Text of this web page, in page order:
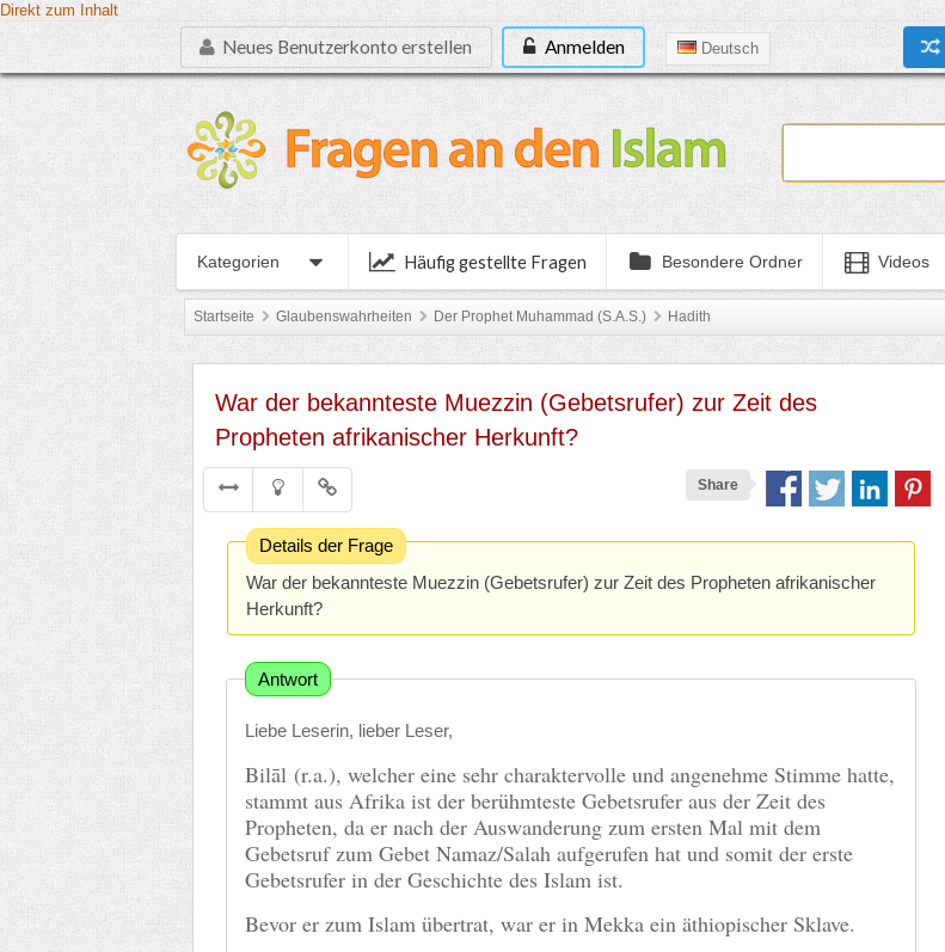
Direkt zum Inhalt
Neues Benutzerkonto erstellen Anmelden Deutsch
Kategorien Häufig gestellte Fragen Besondere Ordner Videos
Startseite Glaubenswahrheiten Der Prophet Muhammad (S.A.S.) Hadith
War der bekannteste Muezzin (Gebetsrufer) zur Zeit des
Propheten afrikanischer Herkunft?
Share
Details der Frage
War der bekannteste Muezzin (Gebetsrufer) zur Zeit des Propheten afrikanischer
Herkunft?
Antwort
Liebe Leserin, lieber Leser,
Bilāl (r.a.), welcher eine sehr charaktervolle und angenehme Stimme hatte,
stammt aus Afrika ist der berühmteste Gebetsrufer aus der Zeit des
Propheten, da er nach der Auswanderung zum ersten Mal mit dem
Gebetsruf zum Gebet Namaz/Salah aufgerufen hat und somit der erste
Gebetsrufer in der Geschichte des Islam ist.
Bevor er zum Islam übertrat, war er in Mekka ein äthiopischer Sklave.